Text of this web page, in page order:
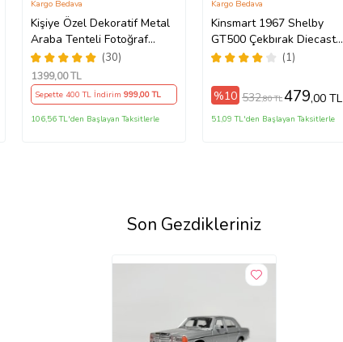
Kişiye Özel Dekoratif Metal
Araba Tenteli Fotoğraf
Çerçeveli Karavan Vosvos
(30)
Kargo Bedava
1399,00 TL
Sepette 400 TL İndirim 999,00 TL
106,56 TL'den Başlayan Taksitlerle
Kinsmart 1967 Shelby
GT500 Çekbırak Diecast
Model Araba (Gri)
(1)
Kargo Bedava
%10 532,80 TL479,00 TL
51,09 TL'den Başlayan Taksitlerle
Son Gezdikleriniz